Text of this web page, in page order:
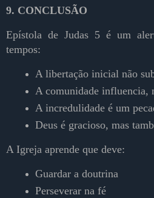
9. CONCLUSÃO
Epístola de Judas 5 é um
tempos:
A libertação inicial não
A comunidade influencia,
A incredulidade é um
Deus é gracioso, mas
A Igreja aprende que deve:
Guardar a doutrina
Perseverar na fé